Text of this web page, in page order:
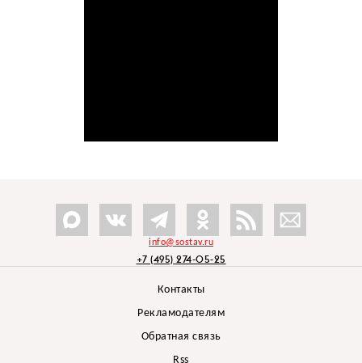
info@sostav.ru
+7 (495) 274-05-25
Контакты
Рекламодателям
Обратная связь
Rss